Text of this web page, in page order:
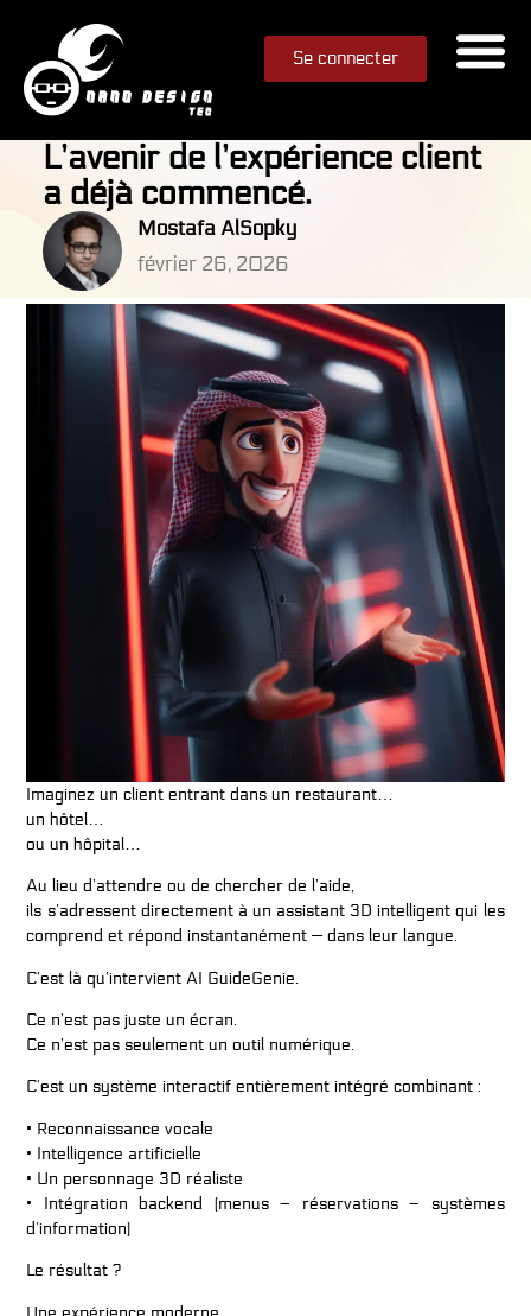
Se connecter
L’avenir de l’expérience client
a déjà commencé.
Mostafa AlSopky
février 26, 2026
Imaginez un client entrant dans un restaurant…
un hôtel…
ou un hôpital…
Au lieu d’attendre ou de chercher de l’aide,
ils s’adressent directement à un assistant 3D intelligent qui les
comprend et répond instantanément — dans leur langue.
C’est là qu’intervientAI GuideGenie.
Ce n’est pas juste un écran.
Ce n’est pas seulement un outil numérique.
C’est un système interactif entièrement intégré combinant :
• Reconnaissance vocale
• Intelligence artificielle
• Un personnage 3D réaliste
• Intégration backend (menus – réservations – systèmes
d’information)
Le résultat ?